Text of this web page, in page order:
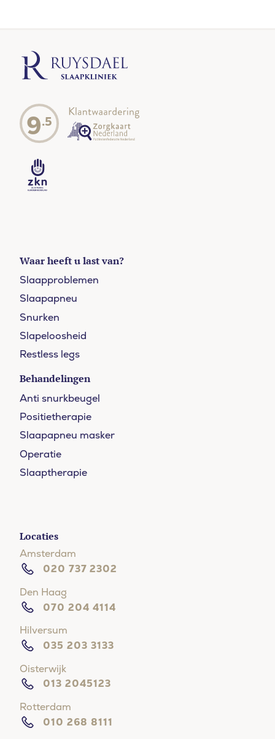
9.5
Waar heeft u last van?
Slaapproblemen
Slaapapneu
Snurken
Slapeloosheid
Restless legs
Behandelingen
Anti snurkbeugel
Positietherapie
Slaapapneu masker
Operatie
Slaaptherapie
Locaties
Amsterdam
020 737 2302
Den Haag
070 204 4114
Hilversum
035 203 3133
Oisterwijk
013 2045123
Rotterdam
010 268 8111